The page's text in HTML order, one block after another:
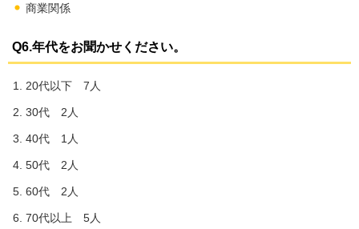
商業関係
Q6.年代をお聞かせください。
20代以下 7人
30代 2人
40代 1人
50代 2人
60代 2人
70代以上 5人